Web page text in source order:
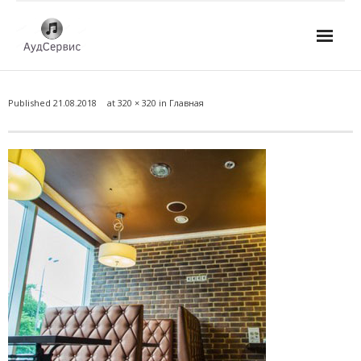
- Ремонт усилителей и AV-ресиверов
- Ремонт микшерных пультов и консолей
- Ремонт активной акустики
- Ремонт домашних кинотеатров
- Ремонт музыкальных центров
- Ремонт аудио для клубов, ресторанов, школ
- Изготовление усилителей
Published 21.08.2018 at 320 × 320 in Главная